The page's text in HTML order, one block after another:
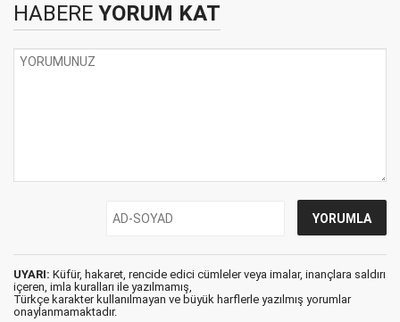
HABERE YORUM KAT
UYARI: Küfür, hakaret, rencide edici cümleler veya imalar, inançlara saldırı
içeren, imla kuralları ile yazılmamış,
Türkçe karakter kullanılmayan ve büyük harflerle yazılmış yorumlar
onaylanmamaktadır.